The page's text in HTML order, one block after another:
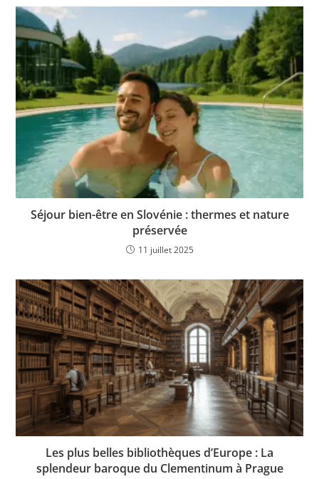
Séjour bien-être en Slovénie : thermes et nature
préservée
11 juillet 2025
Les plus belles bibliothèques d’Europe : La
splendeur baroque du Clementinum à Prague